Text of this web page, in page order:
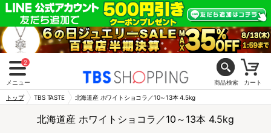
2
メニュー 商品検索 カート
トップ TBS TASTE 北海道産 ホワイトショコラ／10～13本 4.5kg
北海道産 ホワイトショコラ／10～13本 4.5kg